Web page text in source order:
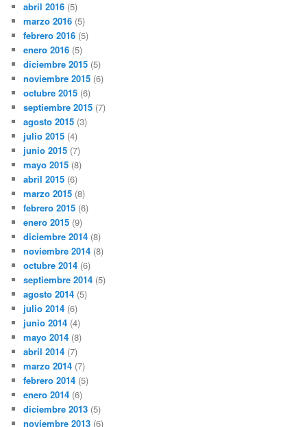
abril 2016 (5)
marzo 2016 (5)
febrero 2016 (5)
enero 2016 (5)
diciembre 2015 (5)
noviembre 2015 (6)
octubre 2015 (6)
septiembre 2015 (7)
agosto 2015 (3)
julio 2015 (4)
junio 2015 (7)
mayo 2015 (8)
abril 2015 (6)
marzo 2015 (8)
febrero 2015 (6)
enero 2015 (9)
diciembre 2014 (8)
noviembre 2014 (8)
octubre 2014 (6)
septiembre 2014 (5)
agosto 2014 (5)
julio 2014 (6)
junio 2014 (4)
mayo 2014 (8)
abril 2014 (7)
marzo 2014 (7)
febrero 2014 (5)
enero 2014 (6)
diciembre 2013 (5)
noviembre 2013 (6)